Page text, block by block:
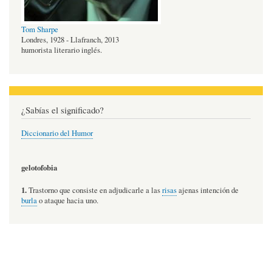
Tom Sharpe
Londres, 1928 - Llafranch, 2013
humorista literario inglés.
¿Sabías el significado?
Diccionario del Humor
gelotofobia
1.Trastorno que consiste en adjudicarle a lasrisasajenas intención de
burlao ataque hacia uno.